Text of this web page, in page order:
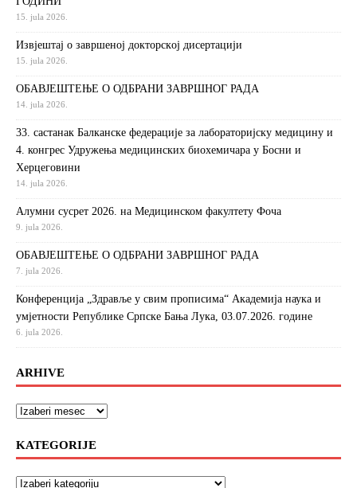
15. jula 2026.
Извjeштaj o зaвршeнoj дoктoрскoj дисeртaциjи
15. jula 2026.
ОБАВЈЕШТЕЊЕ О ОДБРАНИ ЗАВРШНОГ РАДА
14. jula 2026.
33. састанак Балканске федерације за лабораторијску медицину и
4. конгрес Удружења медицинских биохемичара у Босни и
Херцеговини
14. jula 2026.
Алумни сусрет 2026. на Медицинском факултету Фоча
9. jula 2026.
ОБАВЈЕШТЕЊЕ О ОДБРАНИ ЗАВРШНОГ РАДА
7. jula 2026.
Конференција „Здравље у свим прописима“ Академија наука и
умјетности Републике Српске Бања Лука, 03.07.2026. године
6. jula 2026.
ARHIVE
KATEGORIJE